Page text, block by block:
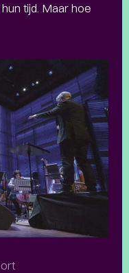
tijd. Maar hoe